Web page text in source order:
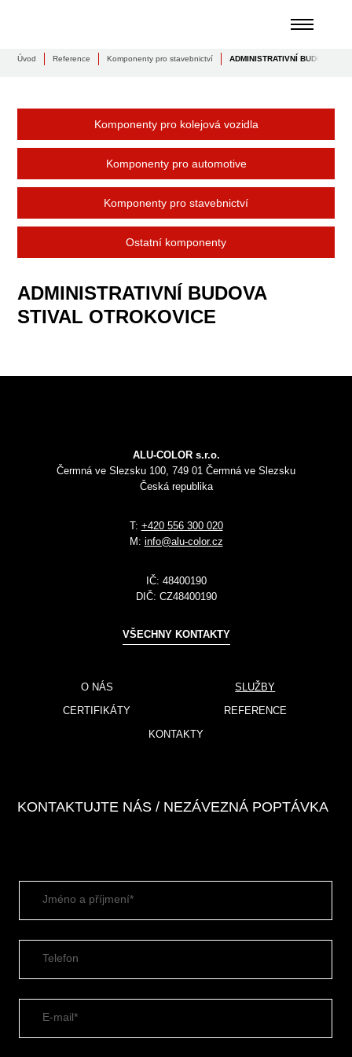
Úvod Reference Komponenty pro stavebnictví ADMINISTRATIVNÍ BUDOVA
Komponenty pro kolejová vozidla
Komponenty pro automotive
Komponenty pro stavebnictví
Ostatní komponenty
ADMINISTRATIVNÍ BUDOVA
STIVAL OTROKOVICE
ALU-COLOR s.r.o.
Čermná ve Slezsku 100, 749 01 Čermná ve Slezsku
Česká republika
T: +420 556 300 020
M: info@alu-color.cz
IČ: 48400190
DIČ: CZ48400190
VŠECHNY KONTAKTY
O NÁS
SLUŽBY
CERTIFIKÁTY
REFERENCE
KONTAKTY
KONTAKTUJTE NÁS / NEZÁVEZNÁ POPTÁVKA
Jméno a příjmení*
Telefon
E-mail*